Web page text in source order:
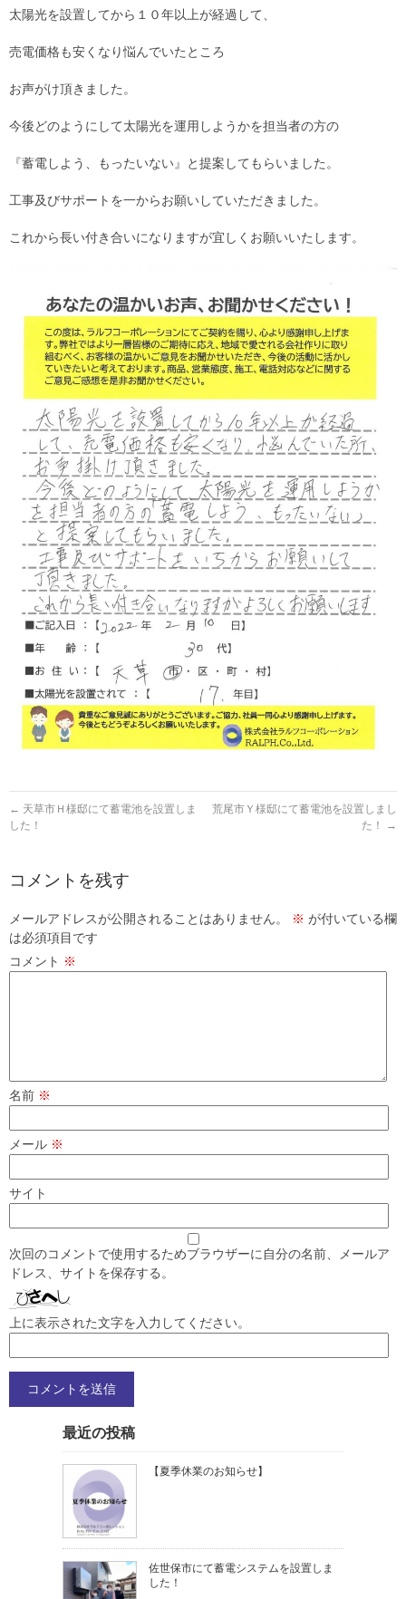
太陽光を設置してから１０年以上が経過して、
売電価格も安くなり悩んでいたところ
お声がけ頂きました。
今後どのようにして太陽光を運用しようかを担当者の方の
『蓄電しよう、もったいない』と提案してもらいました。
工事及びサポートを一からお願いしていただきました。
これから長い付き合いになりますが宜しくお願いいたします。
← 天草市Ｈ様邸にて蓄電池を設置しま
した！
荒尾市Ｙ様邸にて蓄電池を設置しまし
た！
→
コメントを残す
メールアドレスが公開されることはありません。 ※ が付いている欄
は必須項目です
コメント ※
名前 ※
メール ※
サイト
次回のコメントで使用するためブラウザーに自分の名前、メールア
ドレス、サイトを保存する。
上に表示された文字を入力してください。
最近の投稿
【夏季休業のお知らせ】
佐世保市にて蓄電システムを設置しま
した！